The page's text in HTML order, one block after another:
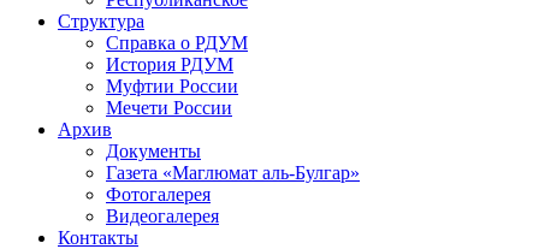
Структура
Справка о РДУМ
История РДУМ
Муфтии России
Мечети России
Архив
Документы
Газета «Маглюмат аль-Булгар»
Фотогалерея
Видеогалерея
Контакты